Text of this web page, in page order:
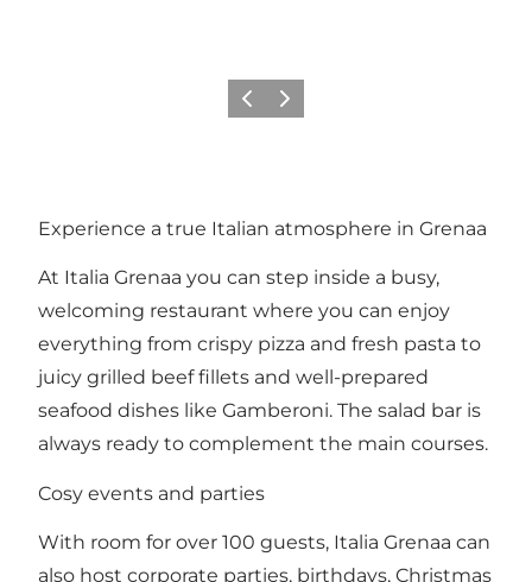
PrécédentSuivant
Experience a true Italian atmosphere in Grenaa
At Italia Grenaa you can step inside a busy,
welcoming restaurant where you can enjoy
everything from crispy pizza and fresh pasta to
juicy grilled beef fillets and well-prepared
seafood dishes like Gamberoni. The salad bar is
always ready to complement the main courses.
Cosy events and parties
With room for over 100 guests, Italia Grenaa can
also host corporate parties, birthdays, Christmas